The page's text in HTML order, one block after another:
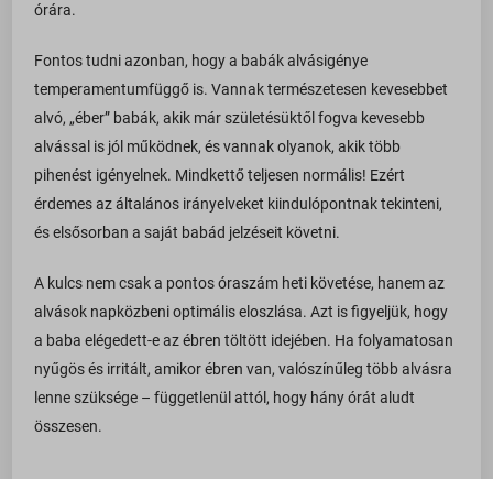
órára.
Fontos tudni azonban, hogy a babák alvásigénye
temperamentumfüggő is. Vannak természetesen kevesebbet
alvó, „éber” babák, akik már születésüktől fogva kevesebb
alvással is jól működnek, és vannak olyanok, akik több
pihenést igényelnek. Mindkettő teljesen normális! Ezért
érdemes az általános irányelveket kiindulópontnak tekinteni,
és elsősorban a saját babád jelzéseit követni.
A kulcs nem csak a pontos óraszám heti követése, hanem az
alvások napközbeni optimális eloszlása. Azt is figyeljük, hogy
a baba elégedett-e az ébren töltött idejében. Ha folyamatosan
nyűgös és irritált, amikor ébren van, valószínűleg több alvásra
lenne szüksége – függetlenül attól, hogy hány órát aludt
összesen.